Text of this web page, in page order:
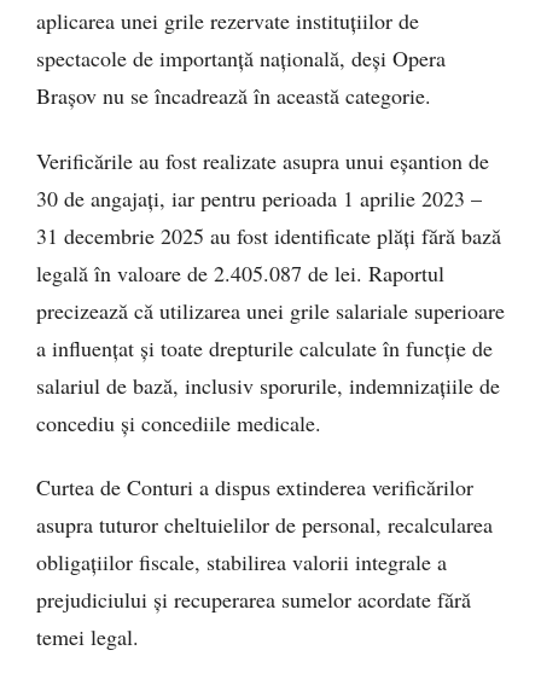
aplicarea unei grile rezervate instituțiilor de
spectacole de importanță națională, deși Opera
Brașov nu se încadrează în această categorie.
Verificările au fost realizate asupra unui eșantion de
30 de angajați, iar pentru perioada 1 aprilie 2023 –
31 decembrie 2025 au fost identificate plăți fără bază
legală în valoare de 2.405.087 de lei. Raportul
precizează că utilizarea unei grile salariale superioare
a influențat și toate drepturile calculate în funcție de
salariul de bază, inclusiv sporurile, indemnizațiile de
concediu și concediile medicale.
Curtea de Conturi a dispus extinderea verificărilor
asupra tuturor cheltuielilor de personal, recalcularea
obligațiilor fiscale, stabilirea valorii integrale a
prejudiciului și recuperarea sumelor acordate fără
temei legal.